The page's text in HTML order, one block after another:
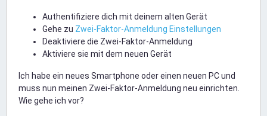
Authentifiziere dich mit deinem alten Gerät
Gehe zu Zwei-Faktor-Anmeldung Einstellungen
Deaktiviere die Zwei-Faktor-Anmeldung
Aktiviere sie mit dem neuen Gerät
Ich habe ein neues Smartphone oder einen neuen PC und
muss nun meinen Zwei-Faktor-Anmeldung neu einrichten.
Wie gehe ich vor?